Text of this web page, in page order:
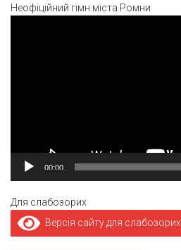
Неофіційний гімн міста Ромни
00:00
Для слабозорих
Версія сайту для слабозорих